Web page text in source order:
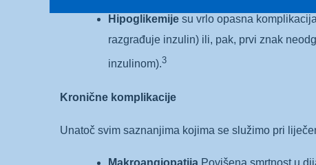
Hipoglikemije su vrlo opasna
razgrađuje inzulin) ili, pak, prvi znak
inzulinom).3
Kronične komplikacije
Unatoč svim saznanjima kojima se služimo pri